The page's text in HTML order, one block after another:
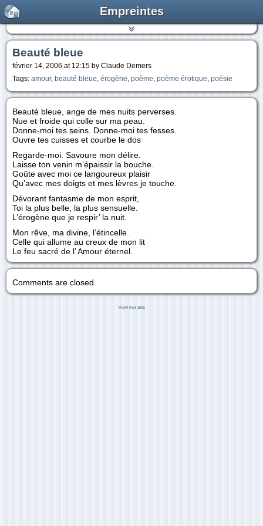
Empreintes
Beauté bleue
février 14, 2006 at 12:15 by Claude Demers
Tags: amour, beauté bleue érogène poème poème érotique poésie
Beauté bleue, ange de mes nuits perverses.
Nue et froide qui colle sur ma peau.
Donne-moi tes seins. Donne-moi tes fesses.
Ouvre tes cuisses et courbe le dos
Regarde-moi. Savoure mon délire.
Laisse ton venin m’épaissir la bouche.
Goûte avec moi ce langoureux plaisir
Qu’avec mes doigts et mes lèvres je touche.
Dévorant fantasme de mon esprit,
Toi la plus belle, la plus sensuelle.
L’érogène que je respir’ la nuit.
Mon rêve, ma divine, l’étincelle.
Celle qui allume au creux de mon lit
Le feu sacré de l’ Amour éternel.
Comments are closed.
View Full Site